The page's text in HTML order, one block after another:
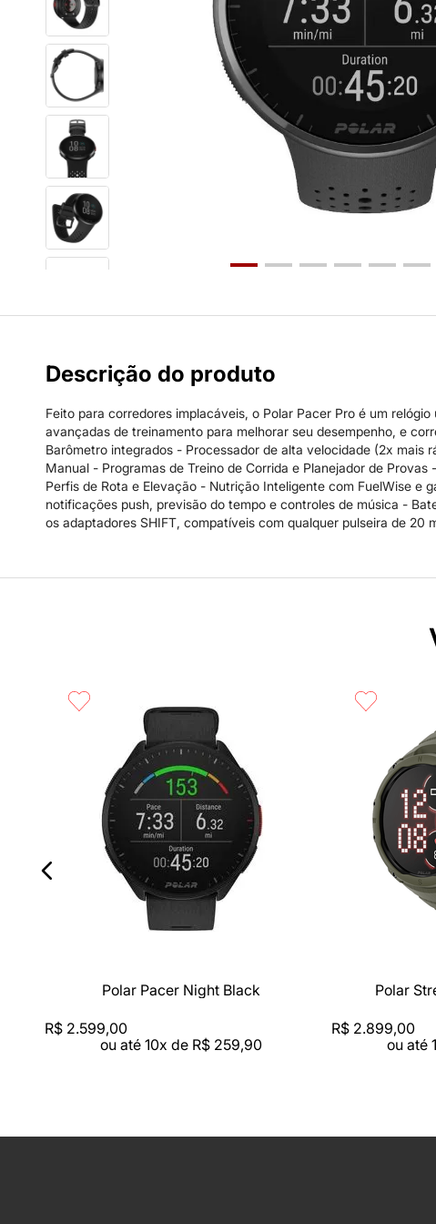
Descrição do produto
Feito para corredores implacáveis, o Polar Pacer Pro é um
avançadas de treinamento para melhorar seu desempenho, e
Barômetro integrados - Processador de alta velocidade (2x mais
Manual - Programas de Treino de Corrida e Planejador de
Perfis de Rota e Elevação - Nutrição Inteligente com FuelWise e
notificações push, previsão do tempo e controles de música -
os adaptadores SHIFT, compatíveis com qualquer pulseira de 20
Compra rápida
Polar Pacer Night Black
R$ 2.599,00
ou até10x de R$ 259,90
Compra
Polar
R$ 2.899,00
ou até